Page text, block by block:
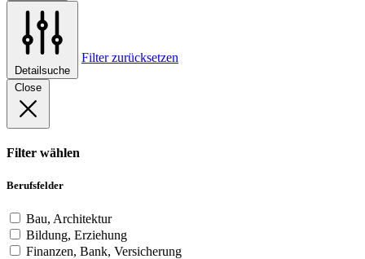
Detailsuche
Filter zurücksetzen
Close
Filter wählen
Berufsfelder
Bau, Architektur
Bildung, Erziehung
Finanzen, Bank, Versicherung